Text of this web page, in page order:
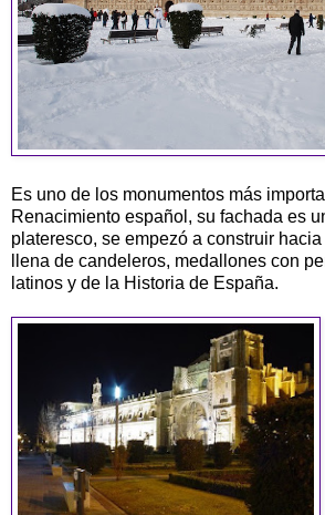
Es uno de los monumentos más
Renacimiento español, su fachada es
plateresco, se empezó a construir
llena de candeleros, medallones con
latinos y de la Historia de España.